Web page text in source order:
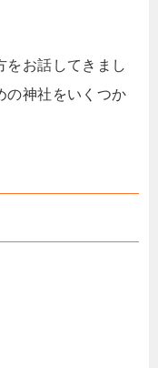
をお話してきまし
の神社をいくつか